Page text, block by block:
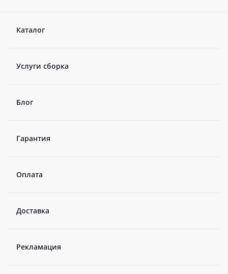
Каталог
Услуги сборка
Блог
Гарантия
Оплата
Доставка
Рекламация